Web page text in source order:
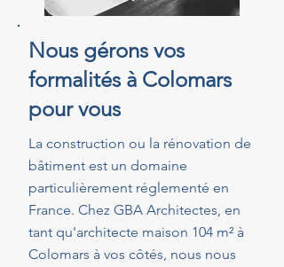
Nous gérons vos
formalités à Colomars
pour vous
La construction ou la rénovation de
bâtiment est un domaine
particulièrement réglementé en
France. Chez GBA Architectes, en
tant qu'architecte maison 104 m² à
Colomars à vos côtés, nous nous